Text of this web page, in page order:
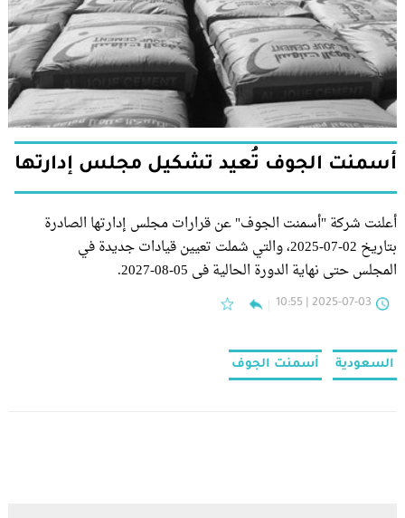
أسمنت الجوف تُعيد تشكيل مجلس إدارتها
أعلنت شركة "أسمنت الجوف" عن قرارات مجلس إدارتها الصادرة
بتاريخ 02-07-2025، والتي شملت تعيين قيادات جديدة في
المجلس حتى نهاية الدورة الحالية في 05-08-2027.
2025-07-03 | 10:55
السعودية أسمنت الجوف